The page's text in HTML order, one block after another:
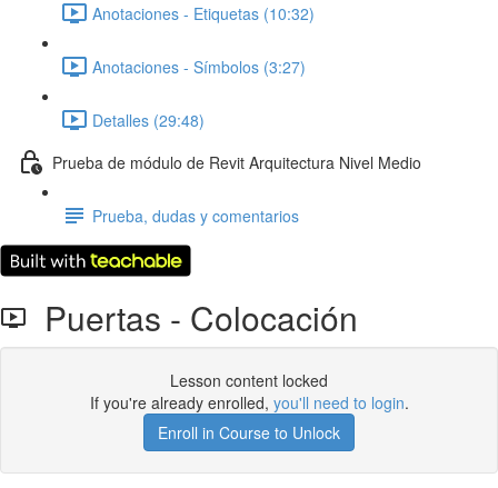
Anotaciones - Etiquetas (10:32)
Anotaciones - Símbolos (3:27)
Detalles (29:48)
Prueba de módulo de Revit Arquitectura Nivel Medio
Prueba, dudas y comentarios
Puertas - Colocación
Lesson content locked
If you're already enrolled, you'll need to login.
Enroll in Course to Unlock